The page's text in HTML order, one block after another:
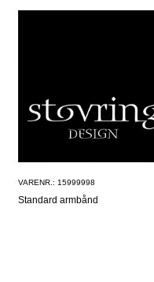
VARENR.: 15999998
Standard armbånd